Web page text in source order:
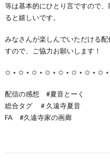
等は基本的にひとり言ですので
ると嬉しいです。
みなさんが楽しんでいただける
すので、ご協力お願いします！
✩ ⋆ ✩ ⋆ ✩ ⋆ ✩ ⋆ ✩ ⋆ ✩ ⋆ ✩ ⋆ ✩ ⋆
配信の感想 #夏音とーく
総合タグ ＃久遠寺夏音
FA #久遠寺家の画廊